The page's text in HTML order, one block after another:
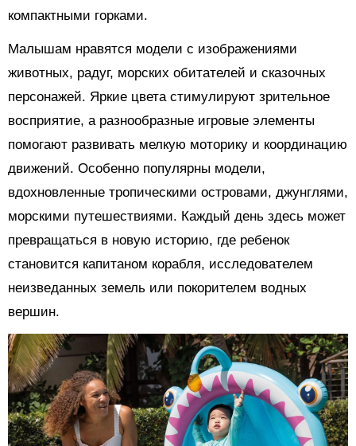
компактными горками.
Малышам нравятся модели с изображениями
животных, радуг, морских обитателей и сказочных
персонажей. Яркие цвета стимулируют зрительное
восприятие, а разнообразные игровые элементы
помогают развивать мелкую моторику и координацию
движений. Особенно популярны модели,
вдохновленные тропическими островами, джунглями,
морскими путешествиями. Каждый день здесь может
превращаться в новую историю, где ребенок
становится капитаном корабля, исследователем
неизведанных земель или покорителем водных
вершин.